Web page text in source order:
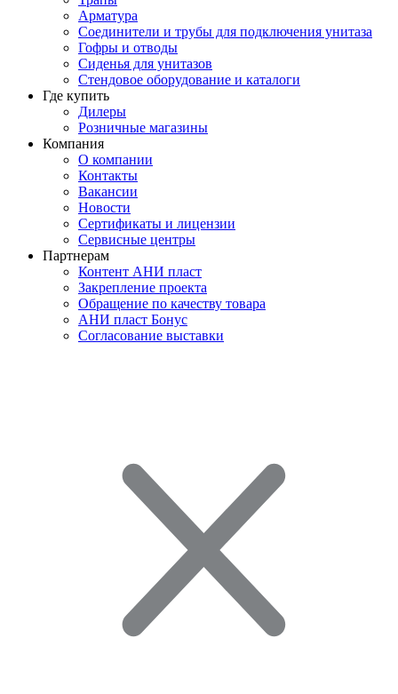
Арматура
Соединители и трубы для подключения унитаза
Гофры и отводы
Сиденья для унитазов
Стендовое оборудование и каталоги
Где купить
Дилеры
Розничные магазины
Компания
О компании
Контакты
Вакансии
Новости
Сертификаты и лицензии
Сервисные центры
Партнерам
Контент АНИ пласт
Закрепление проекта
Обращение по качеству товара
АНИ пласт Бонус
Согласование выставки